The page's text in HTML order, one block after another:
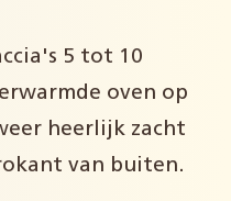
5 tot 10
oven op
heerlijk zacht
van buiten.